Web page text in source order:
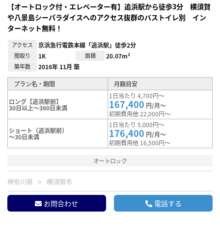
【オートロック付・エレベーター有】追浜駅から徒歩3分 横須賀
や八景島シーパラダイスへのアクセス抜群のバストイレ別 イン
ターネット無料！
アクセス 京浜急行電鉄本線「追浜駅」徒歩2分
間取り 1K 面積 20.07m²
築年数 2016年 11月 築
プラン名・期間 月額目安
ロング【追浜駅前】
30日以上～360日未満
1日当たり 4,700円～
167,400 円/月～
初期費用他 22,000円～
ショート（追浜駅前）
～30日未満
1日当たり 5,000円～
176,400 円/月～
初期費用他 16,500円～
オートロック
神奈川県 横須賀市
お問合わせ 電話する